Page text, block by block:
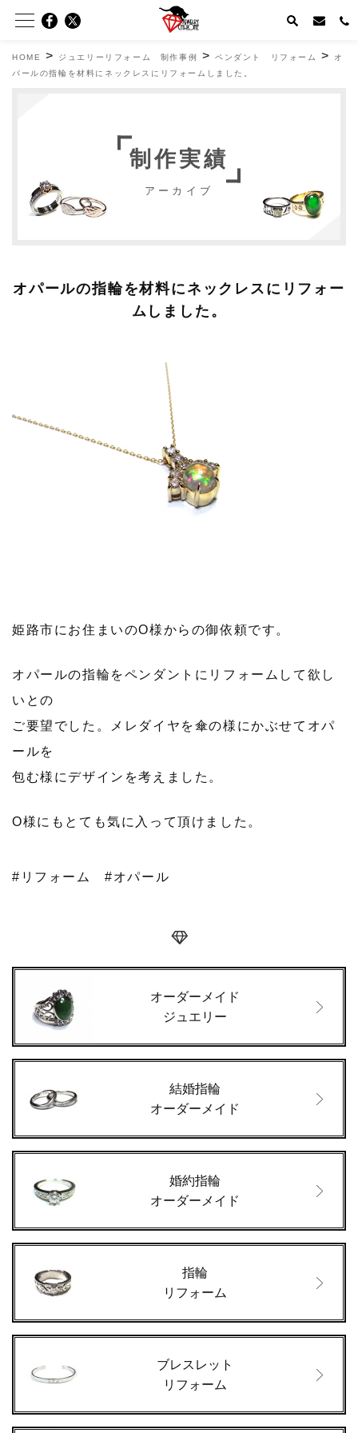
HOME > ジュエリーリフォーム 制作事例 >ペンダント リフォーム >
オ
パールの指輪を材料にネックレスにリフォームしました。
制作実績
アーカイブ
オパールの指輪を材料にネックレスにリフォー
ムしました。
姫路市にお住まいのO様からの御依頼です。
オパールの指輪をペンダントにリフォームして欲し
いとの
ご要望でした。メレダイヤを傘の様にかぶせてオパ
ールを
包む様にデザインを考えました。
O様にもとても気に入って頂けました。
#リフォーム #オパール
オーダーメイド
ジュエリー
結婚指輪
オーダーメイド
婚約指輪
オーダーメイド
指輪
リフォーム
ブレスレット
リフォーム